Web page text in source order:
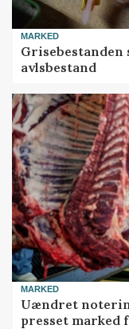
MARKED
avlsbestand
MARKED
Uændret
presset marked